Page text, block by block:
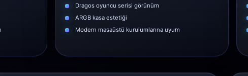
Dragos oyuncu serisi görünüm
ARGB kasa estetiği
Modern masaüstü kurulumlarına uyum